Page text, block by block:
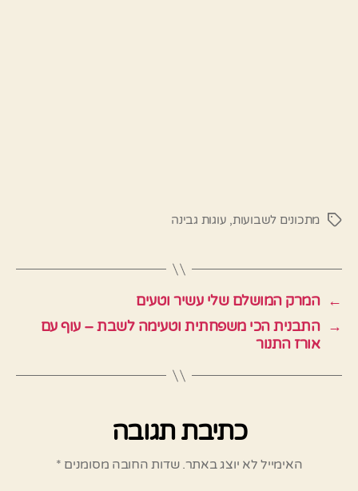
תגיותמתכונים לשבועות, עוגות גבינה
← המרק המושלם שלי עשיר וטעים
→ התבנית הכי משפחתית וטעימה לשבת – עוף עם
אורז התנור
כתיבת תגובה
האימייל לא יוצג באתר. שדות החובה מסומנים *